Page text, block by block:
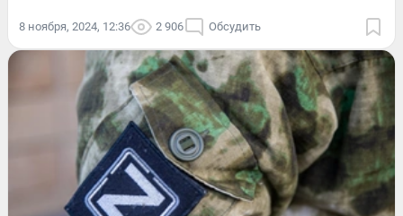
8 ноября, 2024, 12:36 2 906 Обсудить